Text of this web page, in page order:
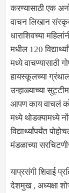
करण्यासाठी एक
वाचन लिखान
धाराशिवच्या
मधील 120
मध्ये वाचण्यासाठी
हायस्कूलच्या
उन्हाळ्याच्या
आपण काय वाचलं
मध्ये थोडक्यामध्ये
विद्यार्थ्यांपर्यंत
मंडळाच्या
याप्रसंगी शिवाई
देशमुख , अध्यक्षा